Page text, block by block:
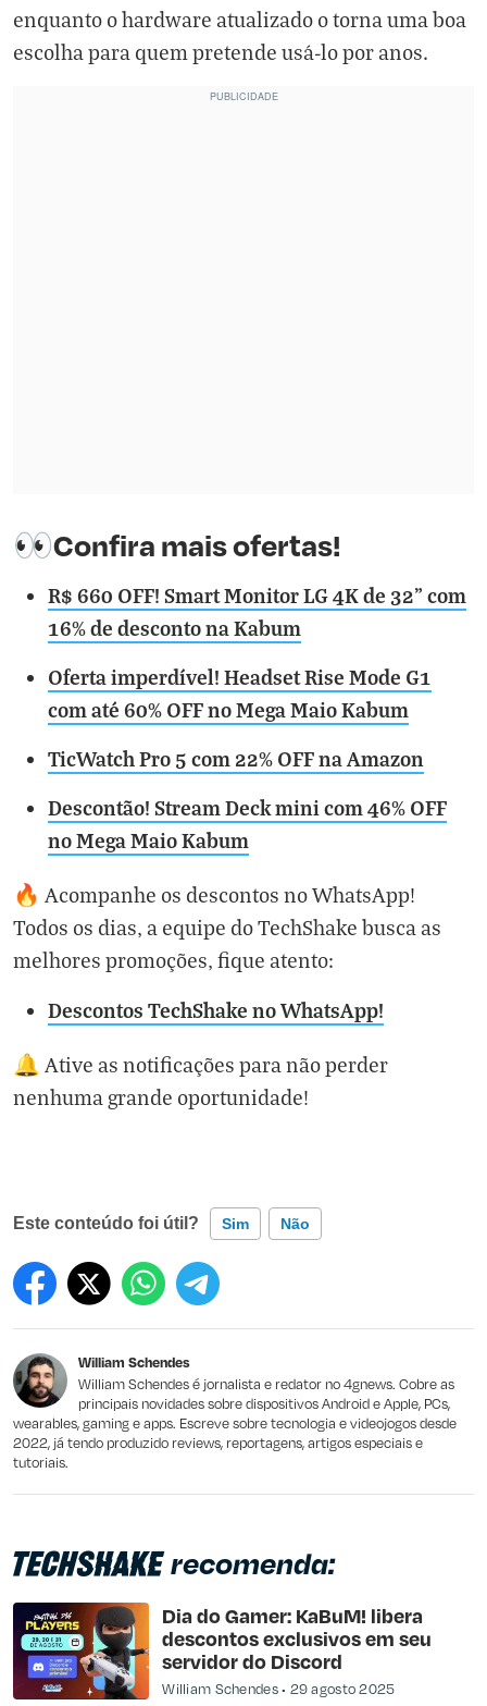
enquanto o hardware atualizado o torna uma boa
escolha para quem pretende usá-lo por anos.
👀Confira mais ofertas!
R$ 660 OFF! Smart Monitor LG 4K de 32” com
16% de desconto na Kabum
Oferta imperdível! Headset Rise Mode G1
com até 60% OFF no Mega Maio Kabum
TicWatch Pro 5 com 22% OFF na Amazon
Descontão! Stream Deck mini com 46% OFF
no Mega Maio Kabum
🔥 Acompanhe os descontos no WhatsApp!
Todos os dias, a equipe do TechShake busca as
melhores promoções, fique atento:
Descontos TechShake no WhatsApp!
🔔 Ative as notificações para não perder
nenhuma grande oportunidade!
Este conteúdo foi útil? Sim Não
Este conteúdo contém informação incorreta
Este conteúdo não tem a informação que procuro
Outro
William Schendes
William Schendes é jornalista e redator no 4gnews. Cobre as
principais novidades sobre dispositivos Android e Apple, PCs,
wearables, gaming e apps. Escreve sobre tecnologia e videojogos desde
2022, já tendo produzido reviews, reportagens, artigos especiais e
tutoriais.
recomenda:
Dia do Gamer: KaBuM! libera
descontos exclusivos em seu
servidor do Discord
William Schendes 29 agosto 2025